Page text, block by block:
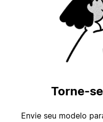
Torne-
Envie seu modelo